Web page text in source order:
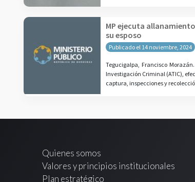
MP ejecuta
su esposo
Publicado el 14 noviembre, 2024
Tegucigalpa, Francisco
Investigación Criminal (ATIC),
captura, inspecciones y
Quienes somos
Valores y principios institucionales
Plan estratégico